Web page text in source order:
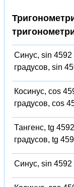
Синус, sin 4592
градусов, sin
Косинус, cos
градусов, cos
Тангенс, tg 4592
градусов, tg
Синус, sin 4592